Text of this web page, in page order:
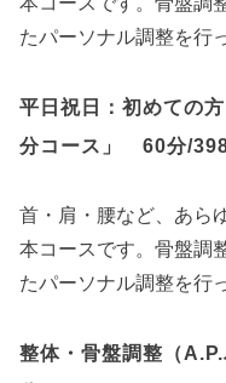
たパーソナル調整を行
平日祝日：初めての
分コース」 60分/
首・肩・腰など、あら
本コースです。骨盤調
たパーソナル調整を行
整体・骨盤調整（